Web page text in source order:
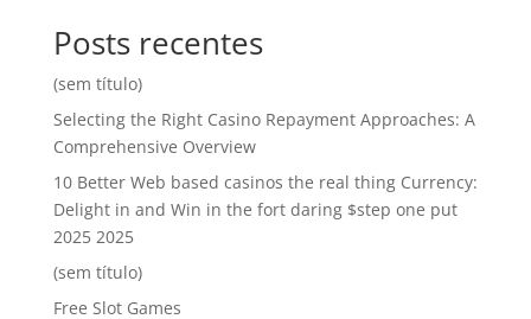
Posts recentes
(sem título)
Selecting the Right Casino Repayment Approaches: A
Comprehensive Overview
10 Better Web based casinos the real thing Currency:
Delight in and Win in the fort daring $step one put
2025 2025
(sem título)
Free Slot Games